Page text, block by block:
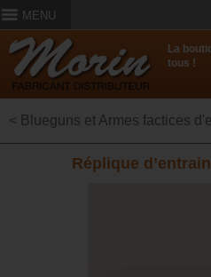
MENU
La
tous !
< Blueguns et Armes factices
Réplique